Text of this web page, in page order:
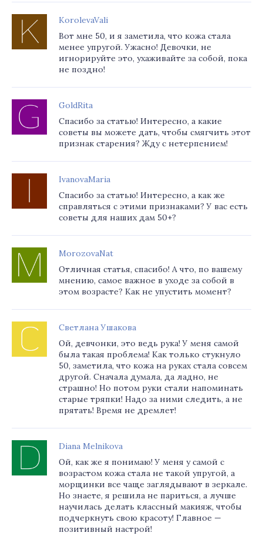
KorolevaVali
Вот мне 50, и я заметила, что кожа стала
менее упругой. Ужасно! Девочки, не
игнорируйте это, ухаживайте за собой, пока
не поздно!
GoldRita
Спасибо за статью! Интересно, а какие
советы вы можете дать, чтобы смягчить этот
признак старения? Жду с нетерпением!
IvanovaMaria
Спасибо за статью! Интересно, а как же
справляться с этими признаками? У вас есть
советы для наших дам 50+?
MorozovaNat
Отличная статья, спасибо! А что, по вашему
мнению, самое важное в уходе за собой в
этом возрасте? Как не упустить момент?
Светлана Ушакова
Ой, девчонки, это ведь рука! У меня самой
была такая проблема! Как только стукнуло
50, заметила, что кожа на руках стала совсем
другой. Сначала думала, да ладно, не
страшно! Но потом руки стали напоминать
старые тряпки! Надо за ними следить, а не
прятать! Время не дремлет!
Diana Melnikova
Ой, как же я понимаю! У меня у самой с
возрастом кожа стала не такой упругой, а
морщинки все чаще заглядывают в зеркале.
Но знаете, я решила не париться, а лучше
научилась делать классный макияж, чтобы
подчеркнуть свою красоту! Главное —
позитивный настрой!